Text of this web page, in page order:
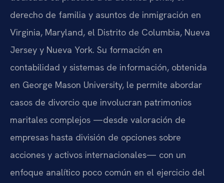
derecho de familia y asuntos de inmigración en
Virginia, Maryland, el Distrito de Columbia, Nueva
Jersey y Nueva York. Su formación en
contabilidad y sistemas de información, obtenida
en George Mason University, le permite abordar
casos de divorcio que involucran patrimonios
maritales complejos —desde valoración de
empresas hasta división de opciones sobre
acciones y activos internacionales— con un
enfoque analítico poco común en el ejercicio del